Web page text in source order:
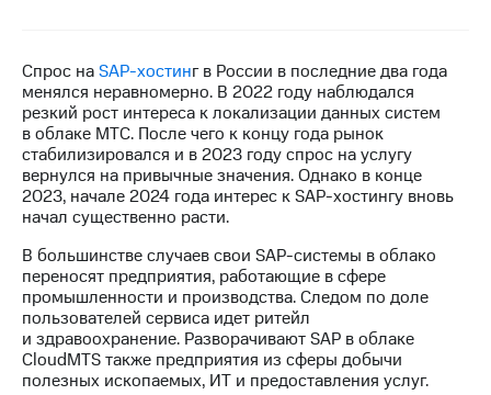
Контакты
Новости
в
регионе
и акционерам
Корпоративное
управление
Корпоративный
секретарь
Раскрытие
информации
Информация
Спрос наSAP-хостинг в России в последние два года
менялся неравномерно. В 2022 году наблюдался
резкий рост интереса к локализации данных систем
в облаке МТС. После чего к концу года рынок
стабилизировался и в 2023 году спрос на услугу
вернулся на привычные значения. Однако в конце
2023, начале 2024 года интерес к SAP-хостингу вновь
начал существенно расти.
В большинстве случаев свои SAP-системы в облако
переносят предприятия, работающие в сфере
промышленности и производства. Следом по доле
пользователей сервиса идет ритейл
и здравоохранение. Разворачивают SAP в облаке
CloudMTS также предприятия из сферы добычи
полезных ископаемых, ИТ и предоставления услуг.